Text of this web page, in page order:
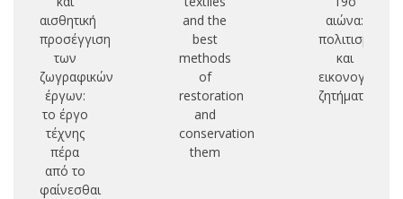
αισθητική
προσέγγιση
των
ζωγραφικών
έργων:
το έργο
τέχνης
πέρα
από το
φαίνεσθαι
and the
best
methods
of
restoration
and
conservation
them
αιώνα:
πολιτισμικά
και
ζητήματα